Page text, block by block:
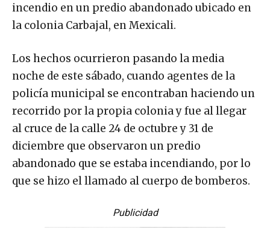
incendio en un predio abandonado ubicado en
la colonia Carbajal, en Mexicali.
Los hechos ocurrieron pasando la media
noche de este sábado, cuando agentes de la
policía municipal se encontraban haciendo un
recorrido por la propia colonia y fue al llegar
al cruce de la calle 24 de octubre y 31 de
diciembre que observaron un predio
abandonado que se estaba incendiando, por lo
que se hizo el llamado al cuerpo de bomberos.
Publicidad